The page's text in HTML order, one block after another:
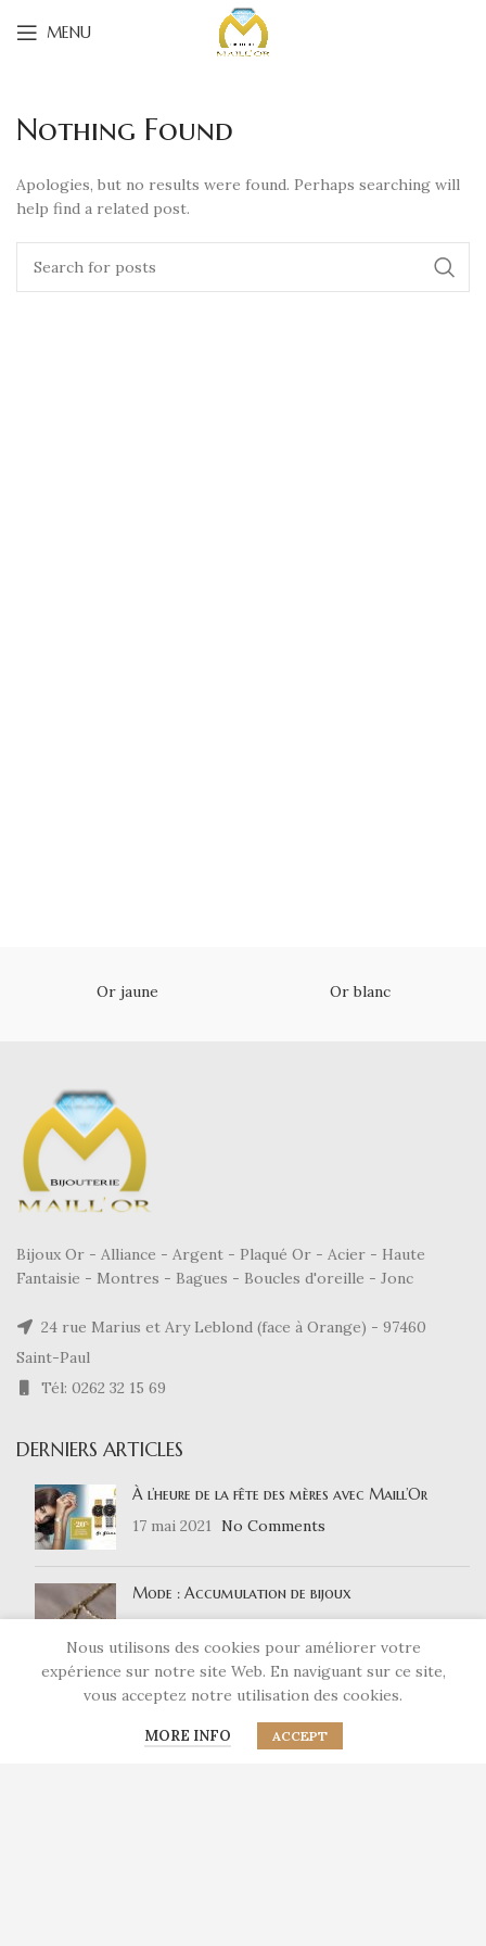
MENU
Nothing Found
Apologies, but no results were found. Perhaps searching will
help find a related post.
Or jaune Or blanc
Bijoux Or - Alliance - Argent - Plaqué Or - Acier - Haute
Fantaisie - Montres - Bagues - Boucles d'oreille - Jonc
24 rue Marius et Ary Leblond (face à Orange) - 97460
Saint-Paul
Tél: 0262 32 15 69
DERNIERS ARTICLES
À l’heure de la fête des mères avec Maill’Or
17 mai 2021
No Comments
Mode : Accumulation de bijoux
15 avril 2021 No Comments
Nous utilisons des cookies pour améliorer votre
expérience sur notre site Web. En naviguant sur ce site,
vous acceptez notre utilisation des cookies.
MORE INFO ACCEPT